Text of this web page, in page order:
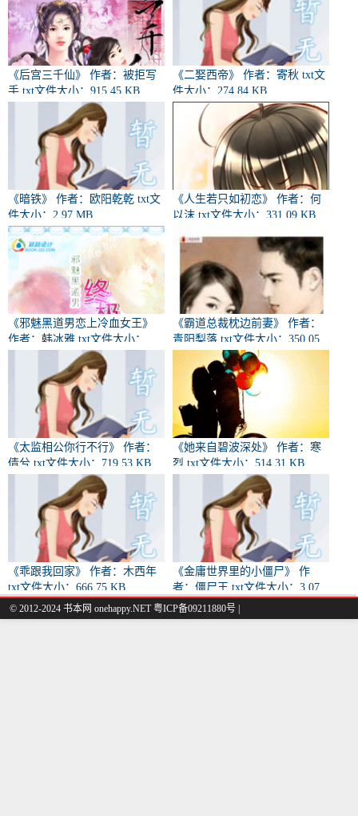
《后宫三千仙》 作者：被拒写
手 txt文件大小：915.45 KB
《二娶西帝》 作者：寄秋 txt文
件大小：274.84 KB
《暗铁》 作者：欧阳乾乾 txt文
件大小：2.97 MB
《人生若只如初恋》 作者：何
以沫 txt文件大小：331.09 KB
《邪魅黑道男恋上冷血女王》
作者：韩冰雅 txt文件大小：
559.94 KB
《霸道总裁枕边前妻》 作者：
青阳梨落 txt文件大小：350.05
KB
《太监相公你行不行》 作者：
倩兮 txt文件大小：719.53 KB
《她来自碧波深处》 作者：寒
烈 txt文件大小：514.31 KB
《乖跟我回家》 作者：木西年
txt文件大小：666.75 KB
《金庸世界里的小僵尸》 作
者：僵尸王 txt文件大小：3.07
MB
© 2012-2024 书本网 onehappy.NET 粤ICP备09211880号 |